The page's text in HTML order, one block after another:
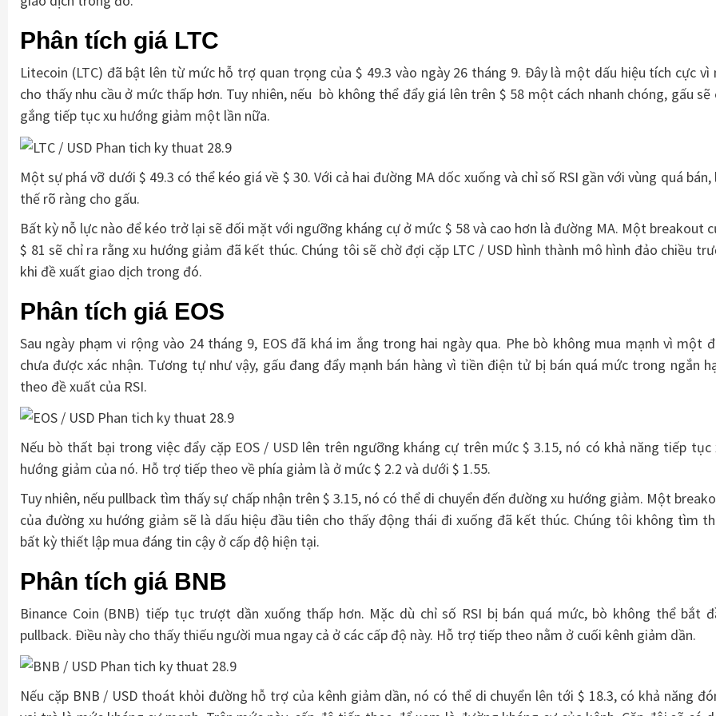
Phân tích giá LTC
Litecoin (LTC) đã bật lên từ mức hỗ trợ quan trọng của $ 49.3 vào ngày 26 tháng 9. Đây là một dấu hiệu tích cực vì
cho thấy nhu cầu ở mức thấp hơn. Tuy nhiên, nếu bò không thể đẩy giá lên trên $ 58 một cách nhanh chóng, gấu sẽ
gắng tiếp tục xu hướng giảm một lần nữa.
Một sự phá vỡ dưới $ 49.3 có thể kéo giá về $ 30. Với cả hai đường MA dốc xuống và chỉ số RSI gần với vùng quá bán,
thế rõ ràng cho gấu.
Bất kỳ nỗ lực nào để kéo trở lại sẽ đối mặt với ngưỡng kháng cự ở mức $ 58 và cao hơn là đường MA. Một breakout
$ 81 sẽ chỉ ra rằng xu hướng giảm đã kết thúc. Chúng tôi sẽ chờ đợi cặp LTC / USD hình thành mô hình đảo chiều
khi đề xuất giao dịch trong đó.
Phân tích giá EOS
Sau ngày phạm vi rộng vào 24 tháng 9, EOS đã khá im ắng trong hai ngày qua. Phe bò không mua mạnh vì một
chưa được xác nhận. Tương tự như vậy, gấu đang đẩy mạnh bán hàng vì tiền điện tử bị bán quá mức trong ngắn
theo đề xuất của RSI.
Nếu bò thất bại trong việc đẩy cặp EOS / USD lên trên ngưỡng kháng cự trên mức $ 3.15, nó có khả năng tiếp tục
hướng giảm của nó. Hỗ trợ tiếp theo về phía giảm là ở mức $ 2.2 và dưới $ 1.55.
Tuy nhiên, nếu pullback tìm thấy sự chấp nhận trên $ 3.15, nó có thể di chuyển đến đường xu hướng giảm. Một
của đường xu hướng giảm sẽ là dấu hiệu đầu tiên cho thấy động thái đi xuống đã kết thúc. Chúng tôi không tìm
bất kỳ thiết lập mua đáng tin cậy ở cấp độ hiện tại.
Phân tích giá BNB
Binance Coin (BNB) tiếp tục trượt dần xuống thấp hơn. Mặc dù chỉ số RSI bị bán quá mức, bò không thể bắt
pullback. Điều này cho thấy thiếu người mua ngay cả ở các cấp độ này. Hỗ trợ tiếp theo nằm ở cuối kênh giảm dần.
Nếu cặp BNB / USD thoát khỏi đường hỗ trợ của kênh giảm dần, nó có thể di chuyển lên tới $ 18.3, có khả năng